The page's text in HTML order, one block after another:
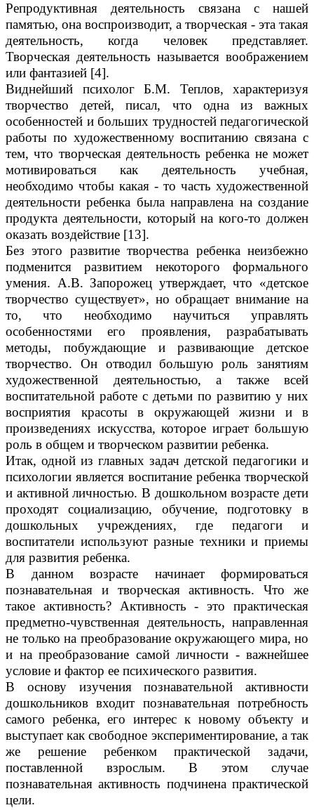
Репродуктивная деятельность связана с нашей
памятью, она воспроизводит, а творческая - эта такая
деятельность, когда человек представляет.
Творческая деятельность называется воображением
или фантазией [4].
Виднейший психолог Б.М. Теплов, характеризуя
творчество детей, писал, что одна из важных
особенностей и больших трудностей педагогической
работы по художественному воспитанию связана с
тем, что творческая деятельность ребенка не может
мотивироваться как деятельность учебная,
необходимо чтобы какая - то часть художественной
деятельности ребенка была направлена на создание
продукта деятельности, который на кого-то должен
оказать воздействие [13].
Без этого развитие творчества ребенка неизбежно
подменится развитием некоторого формального
умения. А.В. Запорожец утверждает, что «детское
творчество существует», но обращает внимание на
то, что необходимо научиться управлять
особенностями его проявления, разрабатывать
методы, побуждающие и развивающие детское
творчество. Он отводил большую роль занятиям
художественной деятельностью, а также всей
воспитательной работе с детьми по развитию у них
восприятия красоты в окружающей жизни и в
произведениях искусства, которое играет большую
роль в общем и творческом развитии ребенка.
Итак, одной из главных задач детской педагогики и
психологии является воспитание ребенка творческой
и активной личностью. В дошкольном возрасте дети
проходят социализацию, обучение, подготовку в
дошкольных учреждениях, где педагоги и
воспитатели используют разные техники и приемы
для развития ребенка.
В данном возрасте начинает формироваться
познавательная и творческая активность. Что же
такое активность? Активность - это практическая
предметно-чувственная деятельность, направленная
не только на преобразование окружающего мира, но
и на преобразование самой личности - важнейшее
условие и фактор ее психического развития.
В основу изучения познавательной активности
дошкольников входит познавательная потребность
самого ребенка, его интерес к новому объекту и
выступает как свободное экспериментирование, а так
же решение ребенком практической задачи,
поставленной взрослым. В этом случае
познавательная активность подчинена практической
цели.